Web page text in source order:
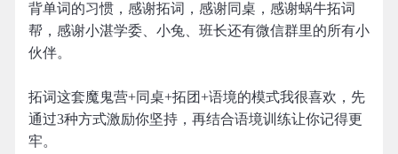
背单词的习惯，感谢拓词，感谢同桌，感谢蜗牛拓词
帮，感谢小湛学委、小兔、班长还有微信群里的所有小
伙伴。
拓词这套魔鬼营+同桌+拓团+语境的模式我很喜欢，先
通过3种方式激励你坚持，再结合语境训练让你记得更
牢。